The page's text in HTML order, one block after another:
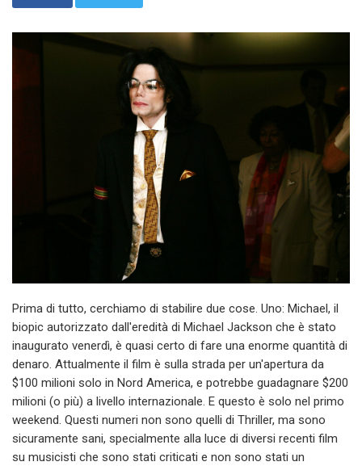
Prima di tutto, cerchiamo di stabilire due cose. Uno: Michael, il
biopic autorizzato dall'eredità di Michael Jackson che è stato
inaugurato venerdì, è quasi certo di fare una enorme quantità di
denaro. Attualmente il film è sulla strada per un'apertura da
$100 milioni solo in Nord America, e potrebbe guadagnare $200
milioni (o più) a livello internazionale. E questo è solo nel primo
weekend. Questi numeri non sono quelli di Thriller, ma sono
sicuramente sani, specialmente alla luce di diversi recenti film
su musicisti che sono stati criticati e non sono stati un